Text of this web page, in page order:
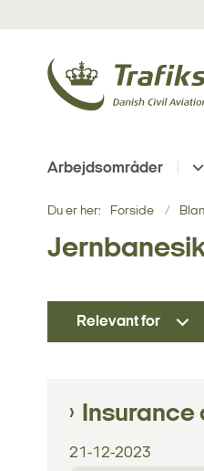
Arbejdsområder
Du er her: Forside
Relevant for
21-12-2023